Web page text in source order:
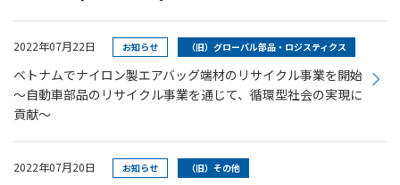
2022年07月22日 お知らせ （旧）グローバル部品・ロジスティクス
ベトナムでナイロン製エアバッグ端材のリサイクル事業を開始
～自動車部品のリサイクル事業を通じて、循環型社会の実現に
貢献～
2022年07月20日 お知らせ （旧）その他